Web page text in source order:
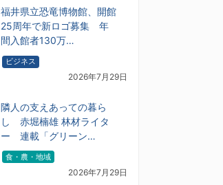
福井県立恐竜博物館、開館
25周年で新ロゴ募集 年
間入館者130万…
ビジネス
2026年7月29日
隣人の支えあっての暮ら
し 赤堀楠雄 林材ライタ
ー 連載「グリーン…
食・農・地域
2026年7月29日